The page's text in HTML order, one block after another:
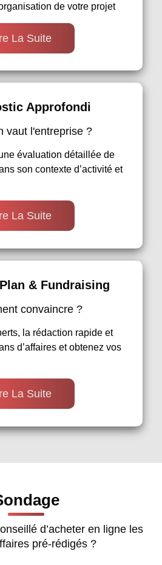
de votre projet
La Suite
Approfondi
vaut l'entreprise ?
évaluation détaillée de
son contexte d’activité et
La Suite
& Fundraising
convaincre ?
la rédaction rapide et
d’affaires et obtenez vos
La Suite
d’acheter en ligne les
pré-rédigés ?